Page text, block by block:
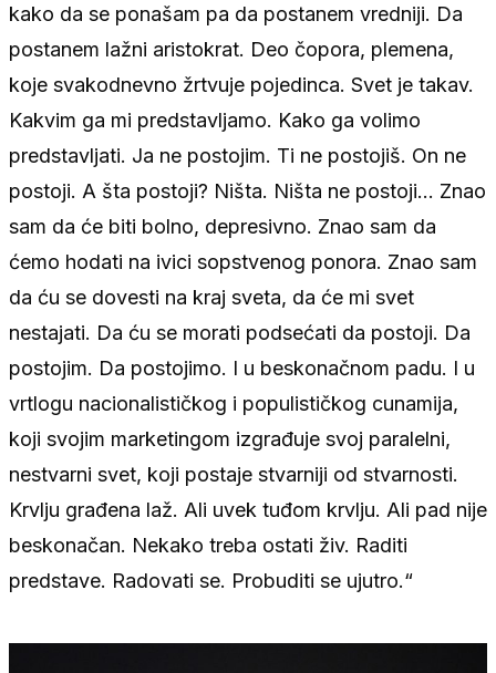
kako da se ponašam pa da postanem vredniji. Da
postanem lažni aristokrat. Deo čopora, plemena,
koje svakodnevno žrtvuje pojedinca. Svet je takav.
Kakvim ga mi predstavljamo. Kako ga volimo
predstavljati. Ja ne postojim. Ti ne postojiš. On ne
postoji. A šta postoji? Ništa. Ništa ne postoji… Znao
sam da će biti bolno, depresivno. Znao sam da
ćemo hodati na ivici sopstvenog ponora. Znao sam
da ću se dovesti na kraj sveta, da će mi svet
nestajati. Da ću se morati podsećati da postoji. Da
postojim. Da postojimo. I u beskonačnom padu. I u
vrtlogu nacionalističkog i populističkog cunamija,
koji svojim marketingom izgrađuje svoj paralelni,
nestvarni svet, koji postaje stvarniji od stvarnosti.
Krvlju građena laž. Ali uvek tuđom krvlju. Ali pad nije
beskonačan. Nekako treba ostati živ. Raditi
predstave. Radovati se. Probuditi se ujutro.“